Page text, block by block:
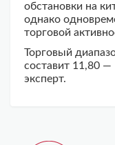
обстановки на
однако
торговой
Торговый
составит 11,80 —
эксперт.